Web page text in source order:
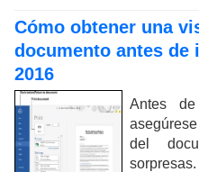
Cómo obtener una
documento antes de
2016
Antes
del